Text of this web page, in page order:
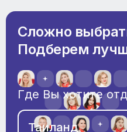
Сложно
Подберем
Где Вы хотите